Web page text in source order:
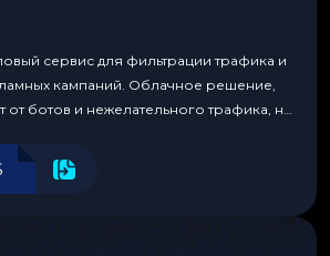
сервис для фильтрации трафика и
кампаний. Облачное решение,
ботов и нежелательного трафика, не